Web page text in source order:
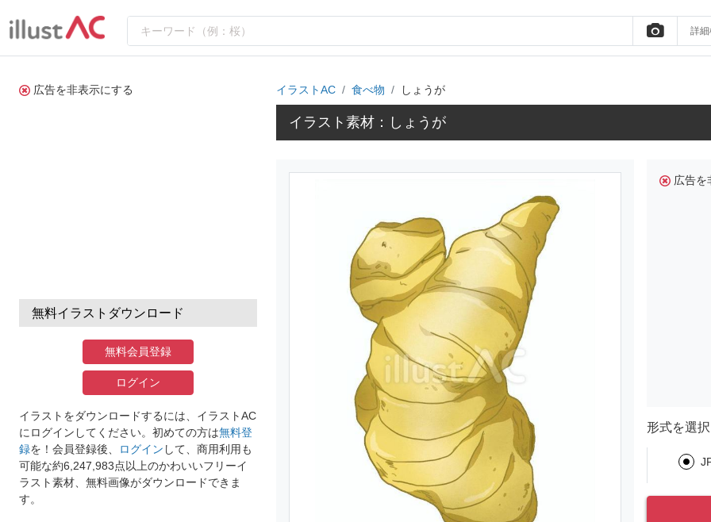
詳細
広告を非表示にする
無料イラストダウンロード
無料会員登録
ログイン
イラストをダウンロードするには、イラストAC
にログインしてください。初めての方は無料登
録を！会員登録後、 ログイン して、商用利用も
可能な約6,247,983点以上のかわいいフリーイ
ラスト素材、無料画像がダウンロードできま
す。
イラストAC 食べ物 しょうが
イラスト素材：しょうが
広告を
形式を選